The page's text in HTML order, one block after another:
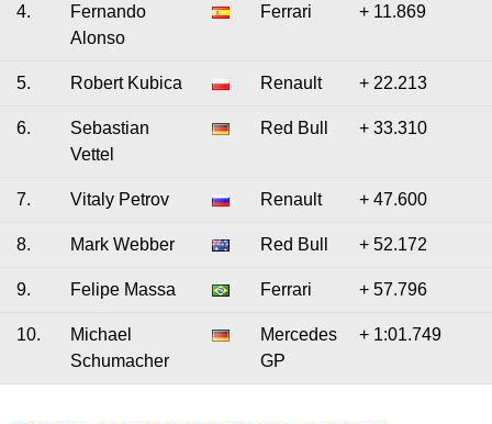
4.
Fernando
Alonso
Ferrari + 11.869
5. Robert Kubica Renault + 22.213
6.
Sebastian
Vettel
Red Bull + 33.310
7. Vitaly Petrov Renault + 47.600
8. Mark Webber Red Bull + 52.172
9. Felipe Massa Ferrari + 57.796
10.
Michael
Schumacher
Mercedes
GP
+ 1:01.749